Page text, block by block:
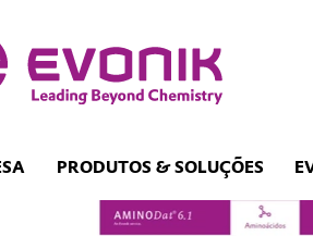
PRODUTOS & SOLUÇÕES